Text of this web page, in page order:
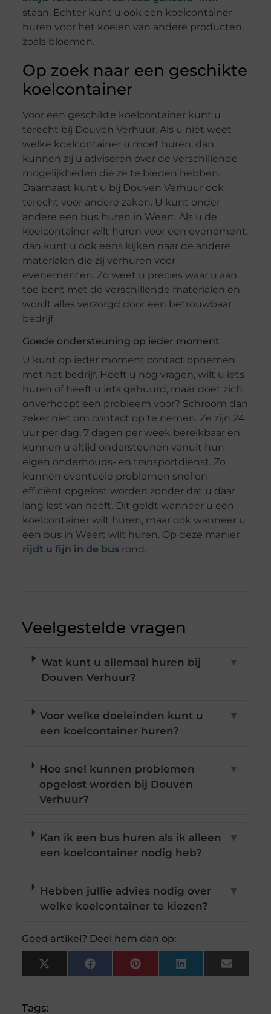
staan. Echter kunt u ook een koelcontainer
huren voor het koelen van andere producten,
zoals bloemen.
Op zoek naar een geschikte
koelcontainer
Voor een geschikte koelcontainer kunt u
terecht bij Douven Verhuur. Als u niet weet
welke koelcontainer u moet huren, dan
kunnen zij u adviseren over de verschillende
mogelijkheden die ze te bieden hebben.
Daarnaast kunt u bij Douven Verhuur ook
terecht voor andere zaken. U kunt onder
andere een bus huren in Weert. Als u de
koelcontainer wilt huren voor een evenement,
dan kunt u ook eens kijken naar de andere
materialen die zij verhuren voor
evenementen. Zo weet u precies waar u aan
toe bent met de verschillende materialen en
wordt alles verzorgd door een betrouwbaar
bedrijf.
Goede ondersteuning op ieder moment
U kunt op ieder moment contact opnemen
met het bedrijf. Heeft u nog vragen, wilt u iets
huren of heeft u iets gehuurd, maar doet zich
onverhoopt een probleem voor? Schroom dan
zeker niet om contact op te nemen. Ze zijn 24
uur per dag, 7 dagen per week bereikbaar en
kunnen u altijd ondersteunen vanuit hun
eigen onderhouds- en transportdienst. Zo
kunnen eventuele problemen snel en
efficiënt opgelost worden zonder dat u daar
lang last van heeft. Dit geldt wanneer u een
koelcontainer wilt huren, maar ook wanneer u
een bus in Weert wilt huren. Op deze manier
rijdt u fijn in de busrond.
Veelgestelde vragen
Wat kunt u allemaal huren bij
Douven Verhuur?
▼
Voor welke doeleinden kunt u
een koelcontainer huren?
▼
Hoe snel kunnen problemen
opgelost worden bij Douven
Verhuur?
▼
Kan ik een bus huren als ik alleen
een koelcontainer nodig heb?
▼
Hebben jullie advies nodig over
welke koelcontainer te kiezen?
▼
Goed artikel? Deel hem dan op:
X
(Twitter)
FacebookPinterestLinkedInEmail
Tags: